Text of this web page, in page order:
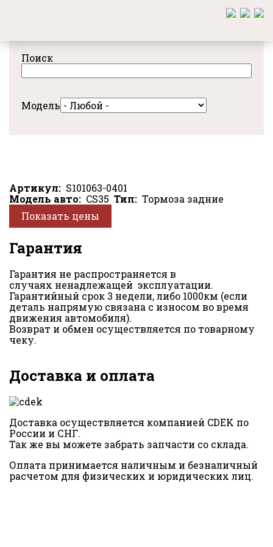
содержанию
Поиск
Модель
Артикул
S101063-0401
Модель авто
CS35 Тип
Тормоза задние
Показать цены
Гарантия
Гарантия не распространяется в
случаях ненадлежащей эксплуатации.
Гарантийный срок 3 недели, либо 1000км (если
деталь напрямую связана с износом во время
движения автомобиля).
Возврат и обмен осуществляется по товарному
чеку.
Доставка и оплата
Доставка осуществляется компанией CDEK по
России и СНГ.
Так же вы можете забрать запчасти со склада.
Оплата принимается наличным и безналичный
расчетом для физических и юридических лиц.